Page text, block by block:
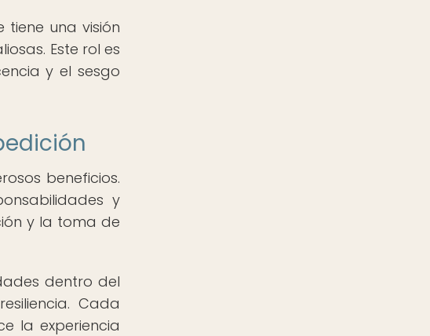
tiene una visión
Este rol es
y el sesgo
beneficios.
y
y la toma de
dentro del
Cada
la experiencia